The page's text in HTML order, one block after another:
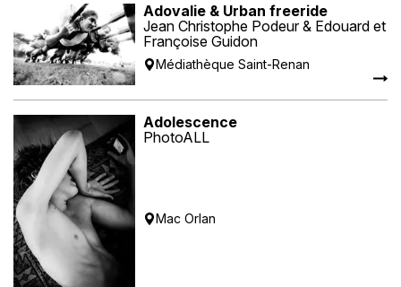
Adovalie & Urban freeride
Jean Christophe Podeur & Edouard et
Françoise Guidon
Médiathèque Saint-Renan
Adolescence
PhotoALL
Mac Orlan